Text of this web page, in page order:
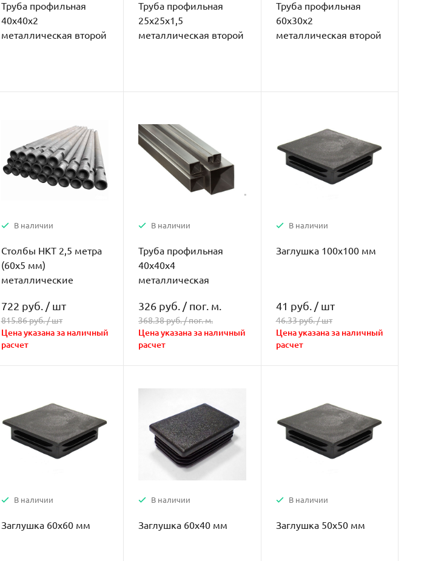
Труба профильная
40х40х2
металлическая второй
Труба профильная
25х25х1,5
металлическая второй
Труба профильная
60х30х2
металлическая второй
В наличии
Столбы НКТ 2,5 метра
(60х5 мм)
металлические
722 руб./ шт
815.86 руб. /шт
Цена указана за наличный
расчет
В наличии
Труба профильная
40х40х4
металлическая
326 руб. / пог. м.
368.38 руб. /пог. м.
Цена указана за наличный
расчет
В наличии
Заглушка 100х100 мм
41 руб./ шт
46.33 руб. /шт
Цена указана за наличный
расчет
В наличии
Заглушка 60х60 мм
В наличии
Заглушка 60х40 мм
В наличии
Заглушка 50х50 мм